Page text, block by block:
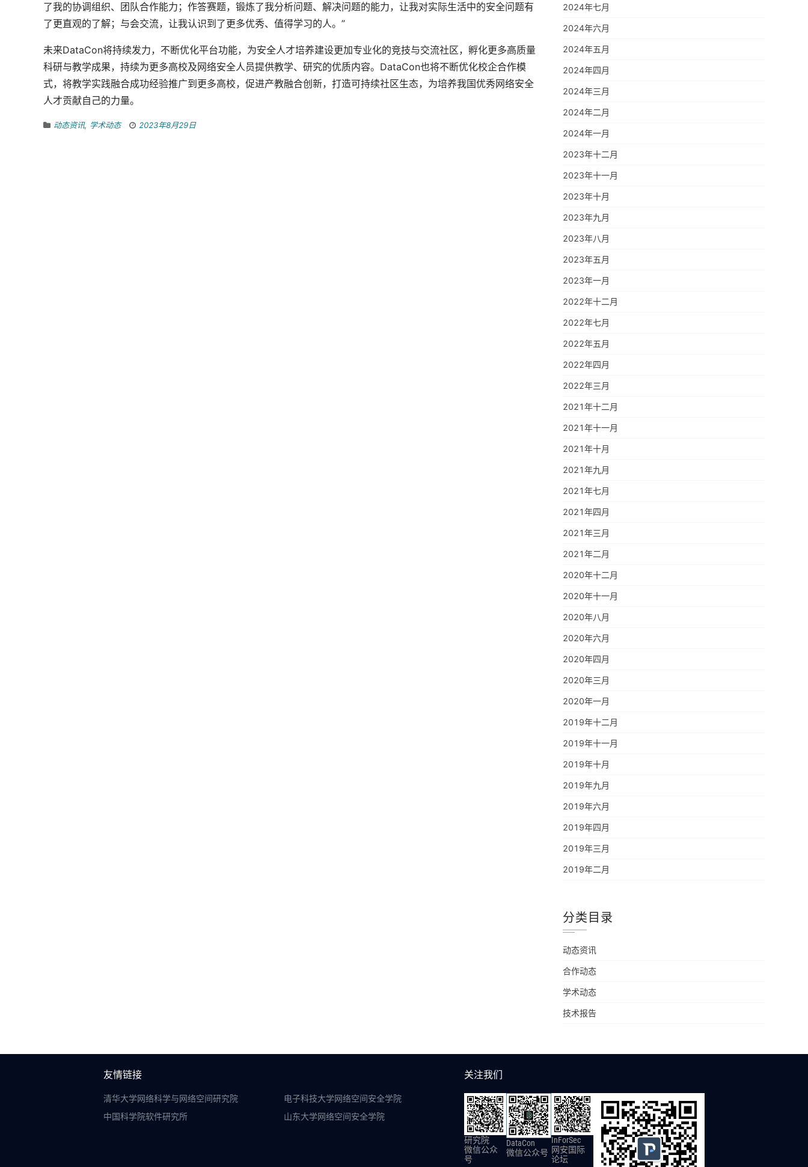
了我的协调组织、团队合作能力；作答赛题，锻炼了我分析问题、解决问题的能力，让我对实际生活中的安全问题有
了更直观的了解；与会交流，让我认识到了更多优秀、值得学习的人。”
未来DataCon将持续发力，不断优化平台功能，为安全人才培养建设更加专业化的竞技与交流社区，孵化更多高质量
科研与教学成果，持续为更多高校及网络安全人员提供教学、研究的优质内容。DataCon也将不断优化校企合作模
式，将教学实践融合成功经验推广到更多高校，促进产教融合创新，打造可持续社区生态，为培养我国优秀网络安全
人才贡献自己的力量。
动态资讯, 学术动态 2023年8月29日
2024年七月
2024年六月
2024年五月
2024年四月
2024年三月
2024年二月
2024年一月
2023年十二月
2023年十一月
2023年十月
2023年九月
2023年八月
2023年五月
2023年一月
2022年十二月
2022年七月
2022年五月
2022年四月
2022年三月
2021年十二月
2021年十一月
2021年十月
2021年九月
2021年七月
2021年四月
2021年三月
2021年二月
2020年十二月
2020年十一月
2020年八月
2020年六月
2020年四月
2020年三月
2020年一月
2019年十二月
2019年十一月
2019年十月
2019年九月
2019年六月
2019年四月
2019年三月
2019年二月
分类目录
动态资讯
合作动态
学术动态
技术报告
友情链接
清华大学网络科学与网络空间研究院
电子科技大学网络空间安全学院
中国科学院软件研究所
山东大学网络空间安全学院
关注我们
研究院
微信公众
号
DataCon
微信公众号
InForSec
网安国际
论坛